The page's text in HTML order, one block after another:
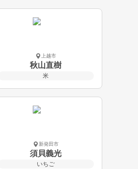
上越市
秋山直樹
米
新発田市
須貝義光
いちご